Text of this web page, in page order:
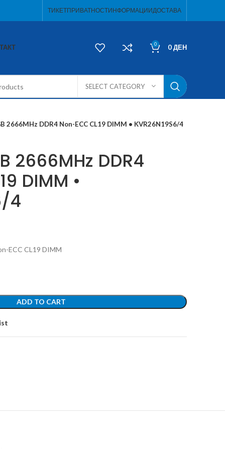
ТИКЕТПРИВАТНОСТИНФОРМАЦИИДОСТАВА
0 0ДЕН
SELECT CATEGORY
2666MHz DDR4 Non-ECC CL19 DIMM • KVR26N19S6/4
2666MHz DDR4
DIMM •
4
ECC CL19 DIMM
ADD TO CART